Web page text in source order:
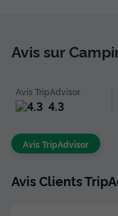
Avis sur
Avis TripAdvisor
4.3
Avis TripAdvisor
Avis Clients